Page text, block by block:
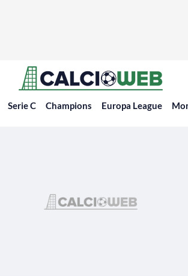
Serie C Champions Europa League